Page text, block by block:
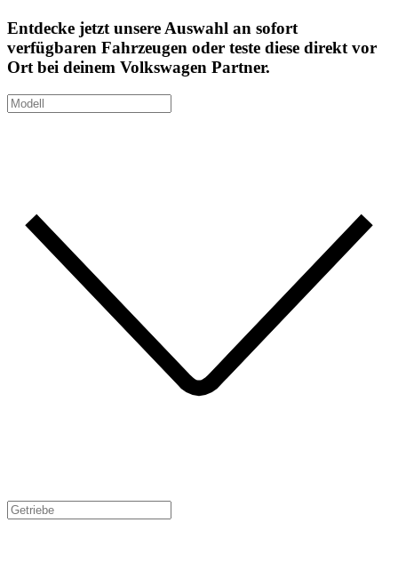
Entdecke jetzt unsere Auswahl an sofort
verfügbaren Fahrzeugen oder teste diese direkt vor
Ort bei deinem Volkswagen Partner.